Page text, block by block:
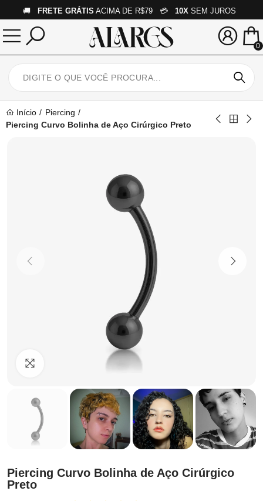
🚚 FRETE GRÁTIS ACIMA DE R$79 💳 10X SEM JUROS
0
Início
Piercing
Piercing Curvo Bolinha de Aço Cirúrgico Preto
Clique para ampliar
Piercing Curvo Bolinha de Aço Cirúrgico
Preto